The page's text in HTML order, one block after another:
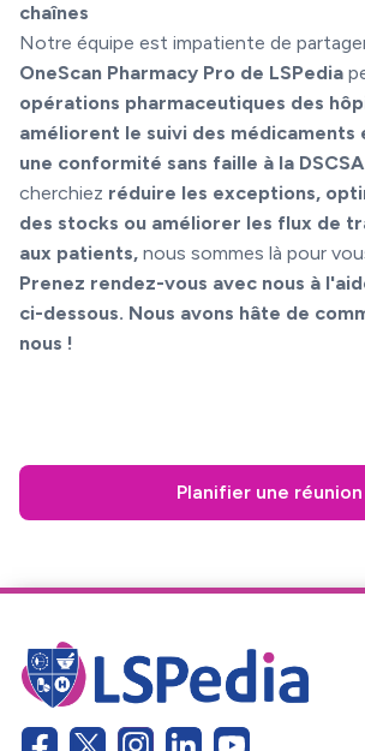
chaînes
Notre équipe est impatiente de
OneScan Pharmacy Pro de LSPedia
opérations pharmaceutiques des
améliorent le suivi des médicaments
une conformité sans faille à la
cherchiez réduire les exceptions,
des stocks ou améliorer les flux de
aux patients, nous sommes là pour
Prenez rendez-vous avec nous à
ci-dessous. Nous avons hâte de
nous !
Planifier une réunion